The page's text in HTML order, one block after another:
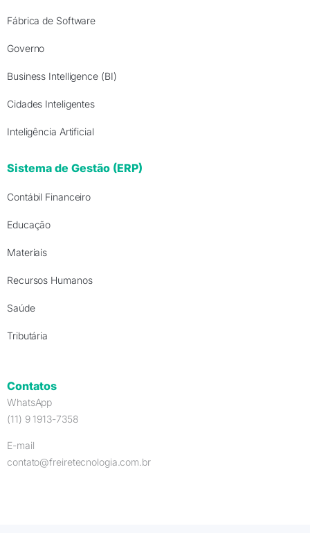
Fábrica de Software
Governo
Business Intelligence (BI)
Cidades Inteligentes
Inteligência Artificial
Sistema de Gestão (ERP)
Contábil Financeiro
Educação
Materiais
Recursos Humanos
Saúde
Tributária
Contatos
WhatsApp
(11) 9 1913-7358
E-mail
contato@freiretecnologia.com.br